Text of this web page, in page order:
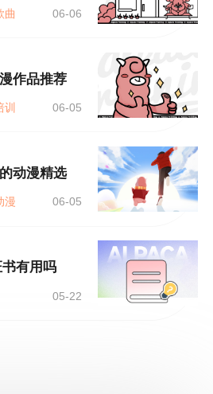
曲 06-06
作品推荐
训 06-05
动漫精选
漫 06-05
有用吗
05-22